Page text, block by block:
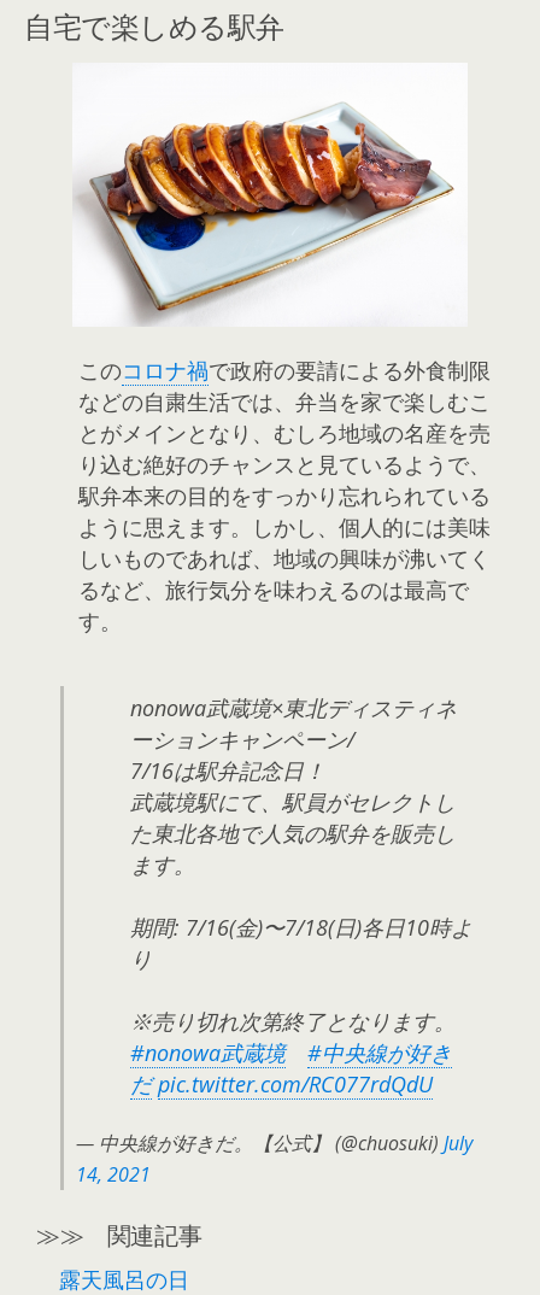
自宅で楽しめる駅弁
このコロナ禍で政府の要請による外食制限
などの自粛生活では、弁当を家で楽しむこ
とがメインとなり、むしろ地域の名産を売
り込む絶好のチャンスと見ているようで、
駅弁本来の目的をすっかり忘れられている
ように思えます。しかし、個人的には美味
しいものであれば、地域の興味が沸いてく
るなど、旅行気分を味わえるのは最高で
す。
nonowa武蔵境×東北ディスティネ
ーションキャンペーン/
7/16は駅弁記念日！
武蔵境駅にて、駅員がセレクトし
た東北各地で人気の駅弁を販売し
ます。
期間: 7/16(金)〜7/18(日)各日10時よ
り
※売り切れ次第終了となります。
#nonowa武蔵境
#中央線が好き
だ pic.twitter.com/RC077rdQdU
— 中央線が好きだ。【公式】 (@chuosuki) July
14, 2021
≫≫ 関連記事
露天風呂の日